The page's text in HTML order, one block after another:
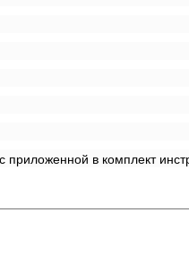
в комплект